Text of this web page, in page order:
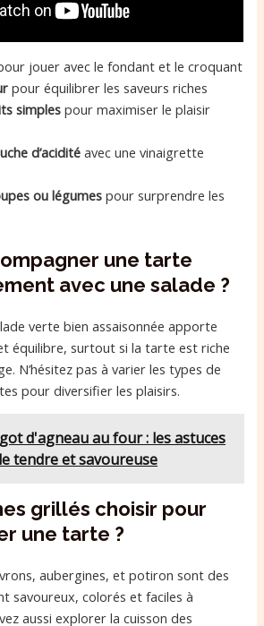
jouer avec le fondant et le croquant
pour équilibrer les saveurs riches
simples pour maximiser le plaisir
d’acidité avec une vinaigrette
ou légumes pour surprendre les
une tarte
avec une salade ?
verte bien assaisonnée apporte
équilibre, surtout si la tarte est riche
N’hésitez pas à varier les types de
pour diversifier les plaisirs.
d'agneau au four : les astuces
tendre et savoureuse
grillés choisir pour
une tarte ?
aubergines, et potiron sont des
savoureux, colorés et faciles à
aussi explorer la cuisson des